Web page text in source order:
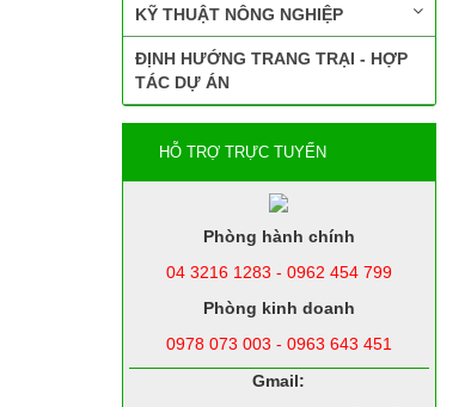
KỸ THUẬT NÔNG NGHIỆP
ĐỊNH HƯỚNG TRANG TRẠI - HỢP
TÁC DỰ ÁN
HỖ TRỢ TRỰC TUYẾN
Phòng hành chính
04 3216 1283 - 0962 454 799
Phòng kinh doanh
0978 073 003 - 0963 643 451
Gmail: